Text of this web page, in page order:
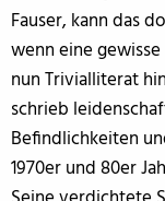
Fauser, kann das
wenn eine
nun Trivialliterat
schrieb
Befindlichkeiten
1970er und 80er